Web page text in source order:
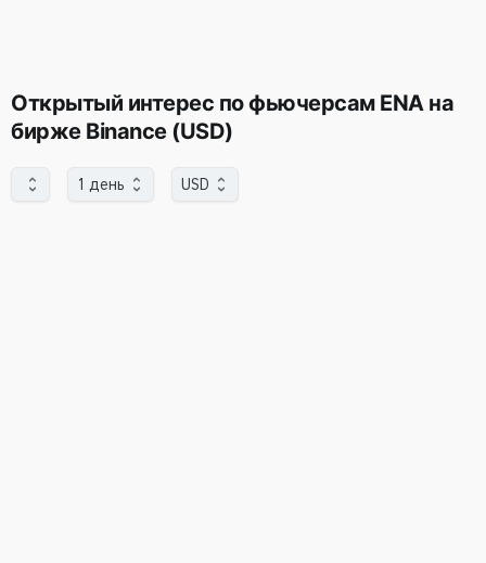
Oткрытый интерес по фьючерсам ENA на
бирже Binance (USD)
1 день USD